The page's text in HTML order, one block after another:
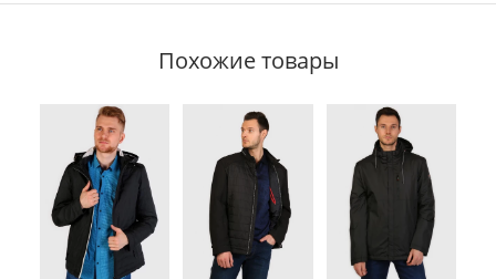
Похожие товары